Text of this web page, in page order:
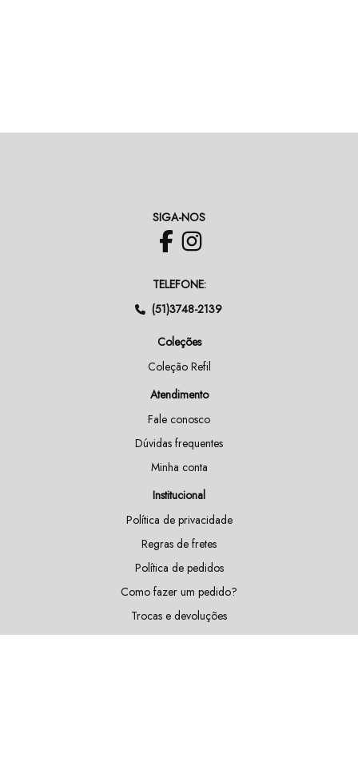
SIGA-NOS
TELEFONE:
(51)3748-2139
Coleções
Coleção Refil
Atendimento
Fale conosco
Dúvidas frequentes
Minha conta
Institucional
Política de privacidade
Regras de fretes
Política de pedidos
Como fazer um pedido?
Trocas e devoluções
Doações e patrocínios